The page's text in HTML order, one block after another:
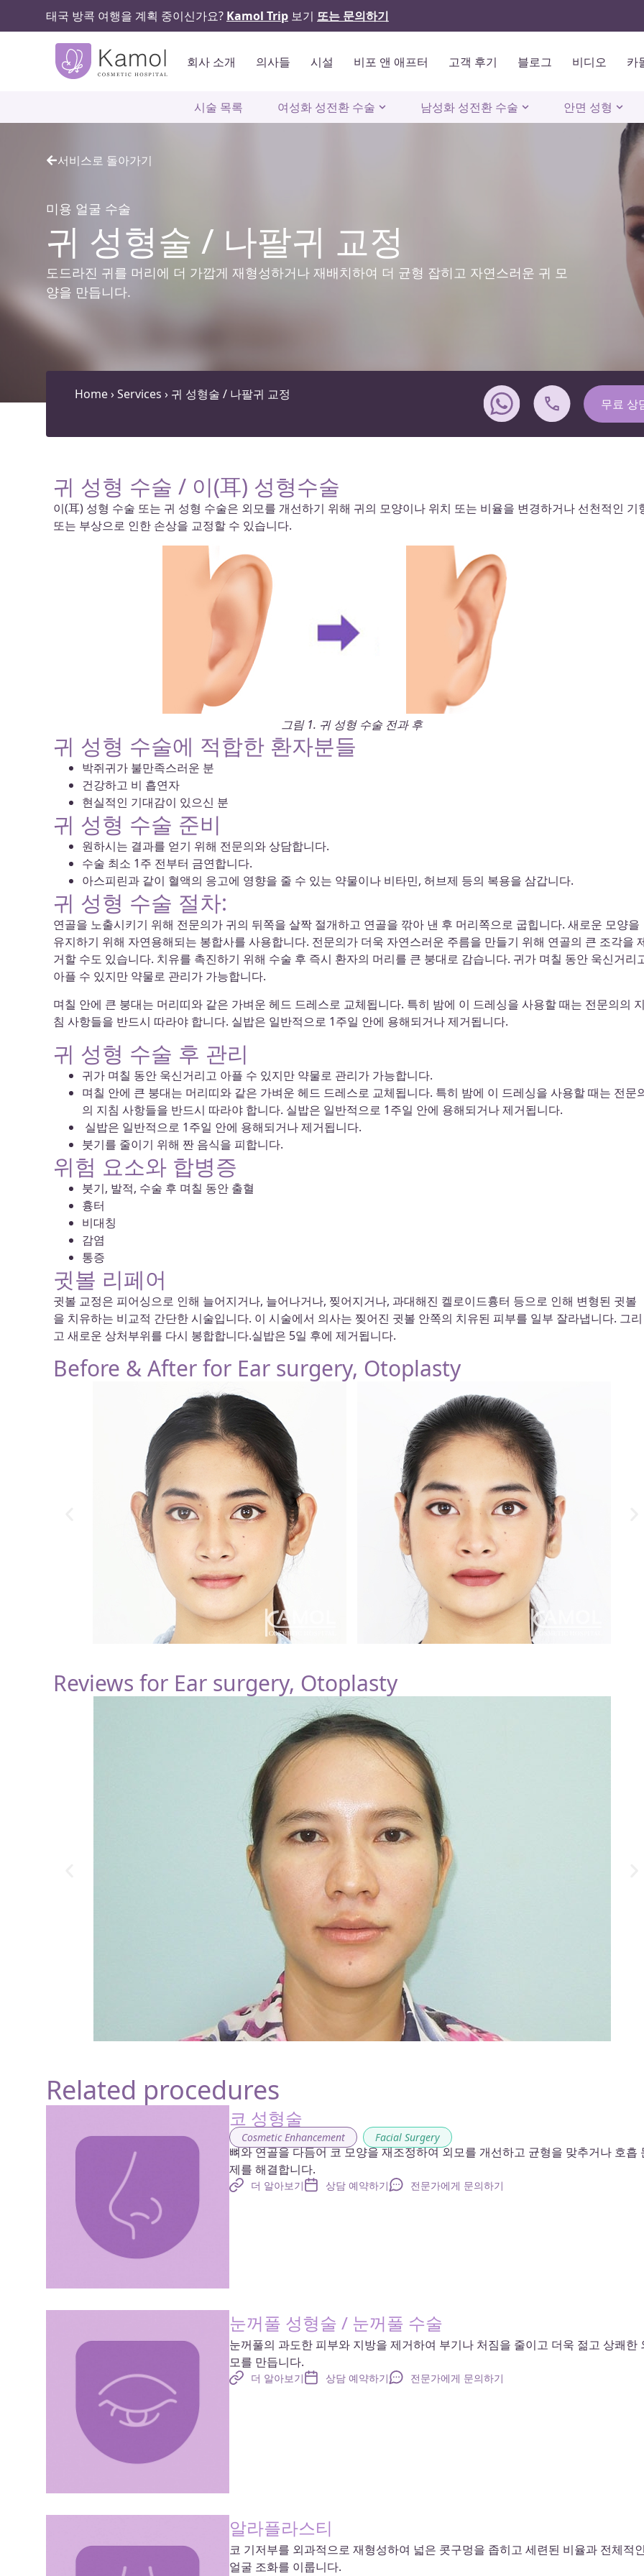
태국 방콕 여행을 계획 중이신가요? Kamol Trip 보기 또는 문의하기
회사 소개 의사들 시설 비포 앤 애프터 고객 후기 블로그 비디오 카
시술 목록 여성화 성전환 수술 남성화 성전환 수술 안면 성형
서비스로 돌아가기
미용 얼굴 수술
귀 성형술 / 나팔귀 교정
도드라진 귀를 머리에 더 가깝게 재형성하거나 재배치하여 더 균형 잡히고 자연스러운 귀 모
양을 만듭니다.
Home›Services › 귀 성형술 / 나팔귀 교정
무료 상
귀 성형 수술 / 이(耳) 성형수술
이(耳) 성형 수술 또는 귀 성형 수술은 외모를 개선하기 위해 귀의 모양이나 위치 또는 비율을 변경하거나 선천적인 기
또는 부상으로 인한 손상을 교정할 수 있습니다.
그림 1. 귀 성형 수술 전과 후
귀 성형 수술에 적합한 환자분들
박쥐귀가 불만족스러운 분
건강하고 비 흡연자
현실적인 기대감이 있으신 분
귀 성형 수술 준비
원하시는 결과를 얻기 위해 전문의와 상담합니다.
수술 최소 1주 전부터 금연합니다.
아스피린과 같이 혈액의 응고에 영향을 줄 수 있는 약물이나 비타민, 허브제 등의 복용을 삼갑니다.
귀 성형 수술 절차:
연골을 노출시키기 위해 전문의가 귀의 뒤쪽을 살짝 절개하고 연골을 깎아 낸 후 머리쪽으로 굽힙니다. 새로운 모양을
유지하기 위해 자연용해되는 봉합사를 사용합니다. 전문의가 더욱 자연스러운 주름을 만들기 위해 연골의 큰 조각을
거할 수도 있습니다. 치유를 촉진하기 위해 수술 후 즉시 환자의 머리를 큰 붕대로 감습니다. 귀가 며칠 동안 욱신거리
아플 수 있지만 약물로 관리가 가능합니다.
며칠 안에 큰 붕대는 머리띠와 같은 가벼운 헤드 드레스로 교체됩니다. 특히 밤에 이 드레싱을 사용할 때는 전문의의
침 사항들을 반드시 따라야 합니다. 실밥은 일반적으로 1주일 안에 용해되거나 제거됩니다.
귀 성형 수술 후 관리
귀가 며칠 동안 욱신거리고 아플 수 있지만 약물로 관리가 가능합니다.
며칠 안에 큰 붕대는 머리띠와 같은 가벼운 헤드 드레스로 교체됩니다. 특히 밤에 이 드레싱을 사용할 때는 전문
의 지침 사항들을 반드시 따라야 합니다. 실밥은 일반적으로 1주일 안에 용해되거나 제거됩니다.
실밥은 일반적으로 1주일 안에 용해되거나 제거됩니다.
붓기를 줄이기 위해 짠 음식을 피합니다.
위험 요소와 합병증
붓기, 발적, 수술 후 며칠 동안 출혈
흉터
비대칭
감염
통증
귓볼 리페어
귓볼 교정은 피어싱으로 인해 늘어지거나, 늘어나거나, 찢어지거나, 과대해진 켈로이드흉터 등으로 인해 변형된 귓볼
을 치유하는 비교적 간단한 시술입니다. 이 시술에서 의사는 찢어진 귓볼 안쪽의 치유된 피부를 일부 잘라냅니다. 그리
고 새로운 상처부위를 다시 봉합합니다.실밥은 5일 후에 제거됩니다.
Before & After for Ear surgery, Otoplasty
Reviews for Ear surgery, Otoplasty
Related procedures
코 성형술
Cosmetic Enhancement , Facial Surgery
뼈와 연골을 다듬어 코 모양을 재조정하여 외모를 개선하고 균형을 맞추거나 호흡
제를 해결합니다.
더 알아보기 상담 예약하기 전문가에게 문의하기
눈꺼풀 성형술 / 눈꺼풀 수술
눈꺼풀의 과도한 피부와 지방을 제거하여 부기나 처짐을 줄이고 더욱 젊고 상쾌한
모를 만듭니다.
더 알아보기 상담 예약하기 전문가에게 문의하기
알라플라스티
코 기저부를 외과적으로 재형성하여 넓은 콧구멍을 좁히고 세련된 비율과 전체적
얼굴 조화를 이룹니다.